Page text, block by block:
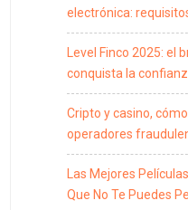
electrónica:
Level Finco 2025: el
conquista la
Cripto y casino,
operadores
Las Mejores
Que No Te Puedes